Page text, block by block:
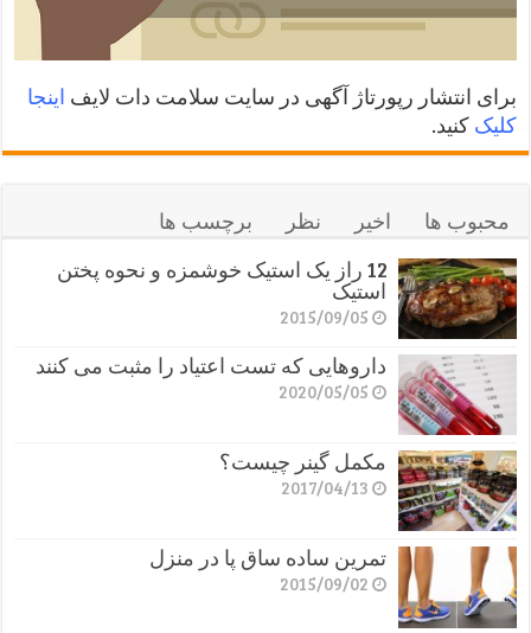
برای انتشار رپورتاژ آگهی در سایت سلامت دات لایف اینجا
کلیک کنید.
محبوب ها اخیر نظر
برچسب ها
12 راز یک استیک خوشمزه و نحوه پختن
استیک
2015/09/05
داروهایی که تست اعتیاد را مثبت می کنند
2020/05/05
مکمل گینر چیست؟
2017/04/13
تمرین ساده ساق پا در منزل
2015/09/02